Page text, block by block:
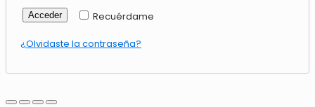
Recuérdame
Acceder
¿Olvidaste la contraseña?